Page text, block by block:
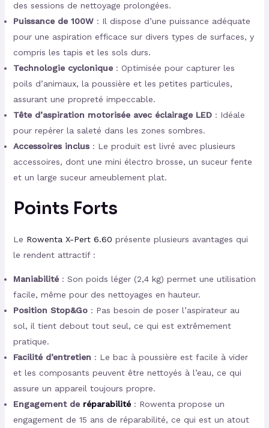
des sessions de nettoyage prolongées.
Puissance de 100W: Il dispose d’une puissance adéquate
pour une aspiration efficace sur divers types de surfaces, y
compris les tapis et les sols durs.
Technologie cyclonique: Optimisée pour capturer les
poils d’animaux, la poussière et les petites particules,
assurant une propreté impeccable.
Tête d’aspiration motorisée avec éclairage LED: Idéale
pour repérer la saleté dans les zones sombres.
Accessoires inclus: Le produit est livré avec plusieurs
accessoires, dont une mini électro brosse, un suceur fente
et un large suceur ameublement plat.
Points Forts
Le Rowenta X-Pert 6.60 présente plusieurs avantages qui
le rendent attractif :
Maniabilité: Son poids léger (2,4 kg) permet une utilisation
facile, même pour des nettoyages en hauteur.
Position Stop&Go: Pas besoin de poser l’aspirateur au
sol, il tient debout tout seul, ce qui est extrêmement
pratique.
Facilité d’entretien : Le bac à poussière est facile à vider
et les composants peuvent être nettoyés à l’eau, ce qui
assure un appareil toujours propre.
Engagement de réparabilité: Rowenta propose un
engagement de 15 ans de réparabilité, ce qui est un atout